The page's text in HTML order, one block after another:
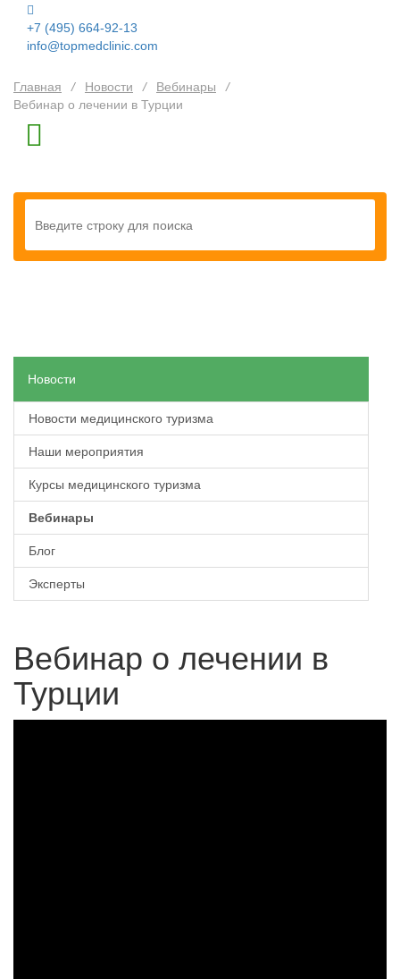
+7 (495) 664-92-13
info@topmedclinic.com
Главная / Новости / Вебинары
/
Вебинар о лечении в Турции
Новости
Новости медицинского туризма
Наши мероприятия
Курсы медицинского туризма
Вебинары
Блог
Эксперты
Вебинар о лечении в
Турции